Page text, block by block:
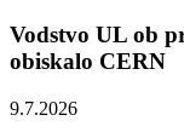
Vodstvo UL ob
obiskalo CERN
9.7.2026